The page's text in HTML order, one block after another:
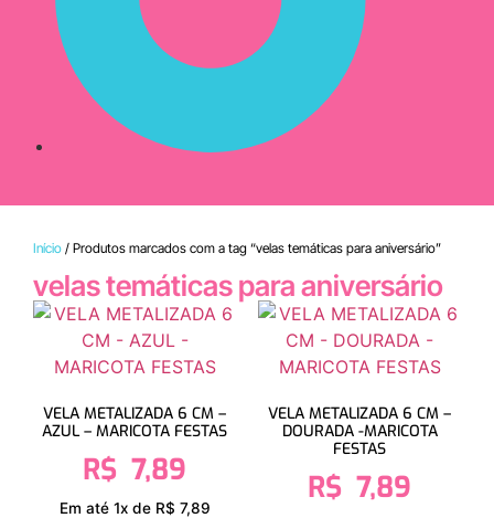
Início / Produtos marcados com a tag “velas temáticas para aniversário”
velas temáticas para aniversário
VELA METALIZADA 6 CM –
AZUL – MARICOTA FESTAS
R$ 7,89
Em até 1x de R$ 7,89
VELA METALIZADA 6 CM –
DOURADA -MARICOTA
FESTAS
R$ 7,89